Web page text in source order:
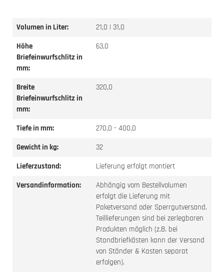
Volumen in Liter:
21,0 | 31,0
Höhe
Briefeinwurfschlitz in
mm:
63,0
Breite
Briefeinwurfschlitz in
mm:
320,0
Tiefe in mm:
270,0 - 400,0
Gewicht in kg:
32
Lieferzustand:
Lieferung erfolgt montiert
Versandinformation:
Abhängig vom Bestellvolumen
erfolgt die Lieferung mit
Paketversand oder Sperrgutversand.
Teillieferungen sind bei zerlegbaren
Produkten möglich (z.B. bei
Standbriefkästen kann der Versand
von Ständer & Kasten separat
erfolgen).